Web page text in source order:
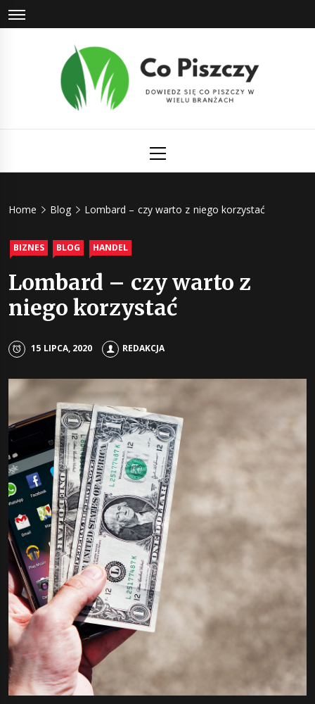
Skip
to
Menu
Home Blog Lombard – czy warto z niego korzystać
BIZNES BLOG HANDEL
Lombard – czy warto z
niego korzystać
15 LIPCA, 2020 REDAKCJA